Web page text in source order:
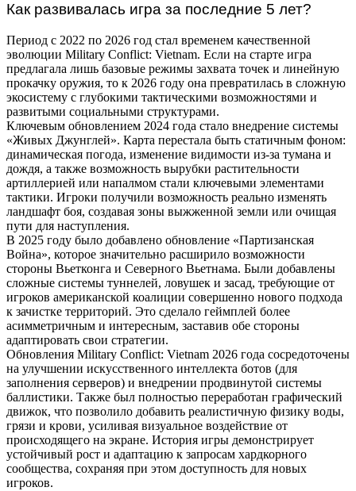
Как развивалась игра за последние 5 лет?
Период с 2022 по 2026 год стал временем качественной
эволюции Military Conflict: Vietnam. Если на старте игра
предлагала лишь базовые режимы захвата точек и линейную
прокачку оружия, то к 2026 году она превратилась в сложную
экосистему с глубокими тактическими возможностями и
развитыми социальными структурами.
Ключевым обновлением 2024 года стало внедрение системы
«Живых Джунглей». Карта перестала быть статичным фоном:
динамическая погода, изменение видимости из-за тумана и
дождя, а также возможность вырубки растительности
артиллерией или напалмом стали ключевыми элементами
тактики. Игроки получили возможность реально изменять
ландшафт боя, создавая зоны выжженной земли или очищая
пути для наступления.
В 2025 году было добавлено обновление «Партизанская
Война», которое значительно расширило возможности
стороны Вьетконга и Северного Вьетнама. Были добавлены
сложные системы туннелей, ловушек и засад, требующие от
игроков американской коалиции совершенно нового подхода
к зачистке территорий. Это сделало геймплей более
асимметричным и интересным, заставив обе стороны
адаптировать свои стратегии.
Обновления Military Conflict: Vietnam 2026 года сосредоточены
на улучшении искусственного интеллекта ботов (для
заполнения серверов) и внедрении продвинутой системы
баллистики. Также был полностью переработан графический
движок, что позволило добавить реалистичную физику воды,
грязи и крови, усиливая визуальное воздействие от
происходящего на экране. История игры демонстрирует
устойчивый рост и адаптацию к запросам хардкорного
сообщества, сохраняя при этом доступность для новых
игроков.